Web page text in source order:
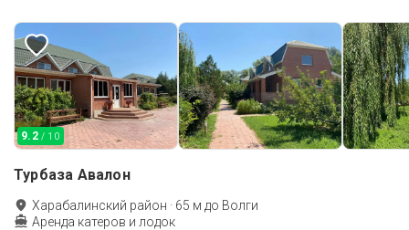
9.2 / 10
Турбаза Авалон
Харабалинский район · 65 м до Волги
Аренда катеров и лодок